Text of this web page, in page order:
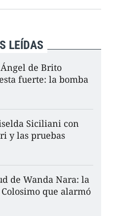
LEÍDAS
de Brito
fuerte: la bomba
Siciliani con
y las pruebas
de Wanda Nara: la
que alarmó